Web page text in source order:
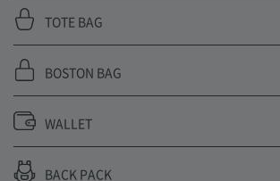
TOTE BAG
BOSTON BAG
WALLET
BACK PACK